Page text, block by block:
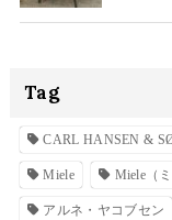
Tag
CARL HANSEN &
Miele Miele（ミ
アルネ・ヤコブセン